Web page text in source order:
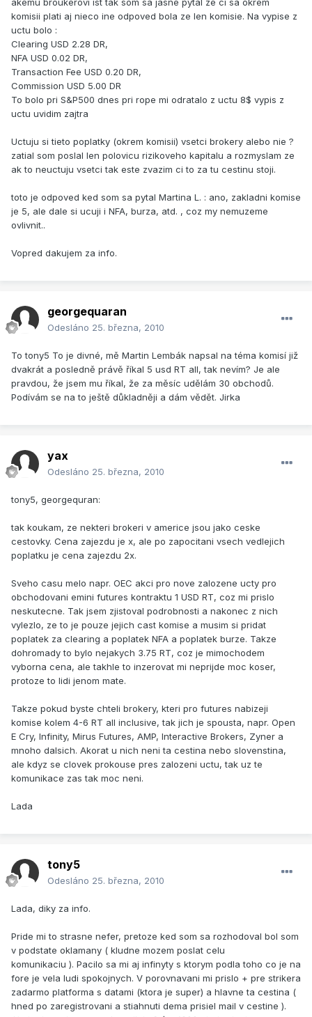
akemu broukerovi ist tak som sa jasne pytal ze ci sa okrem
komisii plati aj nieco ine odpoved bola ze len komisie. Na vypise z
uctu bolo :
Clearing USD 2.28 DR,
NFA USD 0.02 DR,
Transaction Fee USD 0.20 DR,
Commission USD 5.00 DR
To bolo pri S&P500 dnes pri rope mi odratalo z uctu 8$ vypis z
uctu uvidim zajtra
Uctuju si tieto poplatky (okrem komisii) vsetci brokery alebo nie ?
zatial som poslal len polovicu rizikoveho kapitalu a rozmyslam ze
ak to neuctuju vsetci tak este zvazim ci to za tu cestinu stoji.
toto je odpoved ked som sa pytal Martina L. : ano, zakladni komise
je 5, ale dale si ucuji i NFA, burza, atd. , coz my nemuzeme
ovlivnit..
Vopred dakujem za info.
georgequaran
Odesláno 25. března, 2010
To tony5 To je divné, mě Martin Lembák napsal na téma komisí již
dvakrát a posledně právě říkal 5 usd RT all, tak nevím? Je ale
pravdou, že jsem mu říkal, že za měsíc udělám 30 obchodů.
Podívám se na to ještě důkladněji a dám vědět. Jirka
yax
Odesláno 25. března, 2010
tony5, georgequran:
tak koukam, ze nekteri brokeri v americe jsou jako ceske
cestovky. Cena zajezdu je x, ale po zapocitani vsech vedlejich
poplatku je cena zajezdu 2x.
Sveho casu melo napr. OEC akci pro nove zalozene ucty pro
obchodovani emini futures kontraktu 1 USD RT, coz mi prislo
neskutecne. Tak jsem zjistoval podrobnosti a nakonec z nich
vylezlo, ze to je pouze jejich cast komise a musim si pridat
poplatek za clearing a poplatek NFA a poplatek burze. Takze
dohromady to bylo nejakych 3.75 RT, coz je mimochodem
vyborna cena, ale takhle to inzerovat mi neprijde moc koser,
protoze to lidi jenom mate.
Takze pokud byste chteli brokery, kteri pro futures nabizeji
komise kolem 4-6 RT all inclusive, tak jich je spousta, napr. Open
E Cry, Infinity, Mirus Futures, AMP, Interactive Brokers, Zyner a
mnoho dalsich. Akorat u nich neni ta cestina nebo slovenstina,
ale kdyz se clovek prokouse pres zalozeni uctu, tak uz te
komunikace zas tak moc neni.
Lada
tony5
Odesláno 25. března, 2010
Lada, diky za info.
Pride mi to strasne nefer, pretoze ked som sa rozhodoval bol som
v podstate oklamany ( kludne mozem poslat celu
komunikaciu ). Pacilo sa mi aj infinyty s ktorym podla toho co je na
fore je vela ludi spokojnych. V porovnavani mi prislo + pre strikera
zadarmo platforma s datami (ktora je super) a hlavne ta cestina (
hned po zaregistrovani a stiahnuti dema prisiel mail v cestine ).